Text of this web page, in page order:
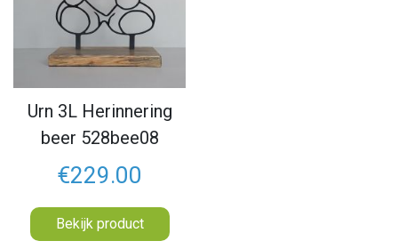
Urn 3L Herinnering
beer 528bee08
€229.00
Bekijk product